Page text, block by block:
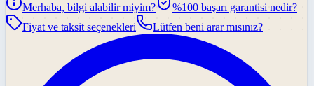
Merhaba, bilgi alabilir miyim?
%100 başarı garantisi nedir?
Fiyat ve taksit seçenekleri
Lütfen beni arar mısınız?